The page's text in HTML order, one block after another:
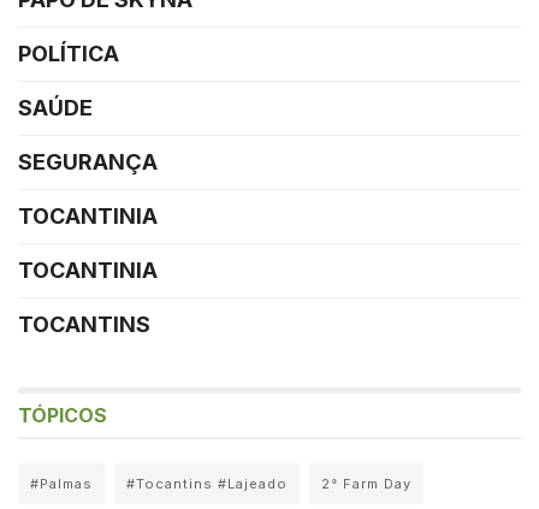
POLÍTICA
SAÚDE
SEGURANÇA
TOCANTINIA
TOCANTINIA
TOCANTINS
TÓPICOS
#Palmas #Tocantins #Lajeado 2° Farm Day